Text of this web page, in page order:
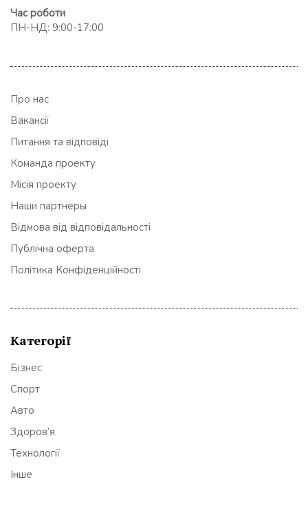
Час роботи
ПН-НД: 9:00-17:00
Про нас
Вакансії
Питання та відповіді
Команда проекту
Місія проекту
Наши партнеры
Відмова від відповідальності
Публічна оферта
Політика Конфіденційності
Категорії
Бізнес
Спорт
Авто
Здоров’я
Технології
Інше